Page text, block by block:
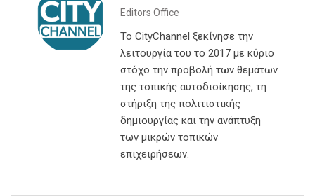
Editors Office
Το CityChannel ξεκίνησε την
λειτουργία του το 2017 με κύριο
στόχο την προβολή των θεμάτων
της τοπικής αυτοδιοίκησης, τη
στήριξη της πολιτιστικής
δημιουργίας και την ανάπτυξη
των μικρών τοπικών
επιχειρήσεων.